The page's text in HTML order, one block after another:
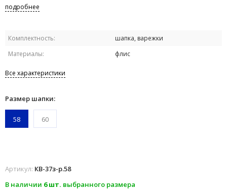
подробнее
Комплектность:
шапка, варежки
Материалы:
флис
Все характеристики
Размер шапки:
58 60
Артикул: КВ-37з-р.58
В наличии 6 шт. выбранного размера